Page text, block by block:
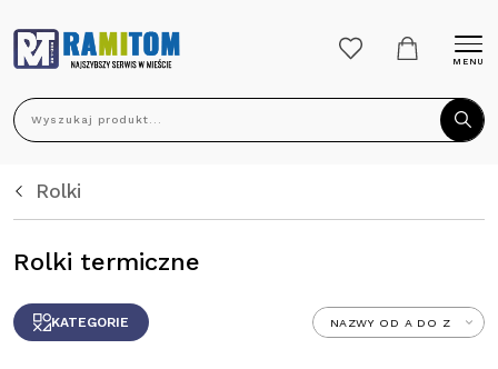
Wyszukaj produkt...
MENU
Rolki
Rolki termiczne
KATEGORIE